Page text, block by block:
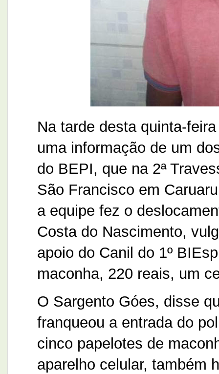
Na tarde desta quinta-
uma informação de um
do BEPI, que na 2ª
São Francisco em
a equipe fez o
Costa do Nascimento,
apoio do Canil do 1º
maconha, 220 reais, um
O Sargento Góes, disse
franqueou a entrada do
cinco papelotes de
aparelho celular, também